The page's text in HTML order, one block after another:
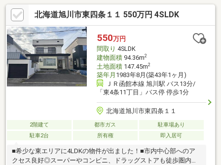
保証・お客様に合わせたローンの組み方や金融機関をご提案。住
宅ローンが初めての方でもお気軽にご相談ください。【リフォー
ム内容】・水回り全交換（一坪風呂、システムキッチン、三面鏡
洗面台、灯油ボイラー、トイレ等）・全室クロス張替・一階床フ
ローリング重ね張り・水回りクッションフロア張替・一部建具新
品交換 など
北海道旭川市東四条１１ 550万円 4SLDK
550万円
間取り 4SLDK
建物面積94.36m2
土地面積147.45m2
築年月 1983年8月(築43年1ヶ月)
ＪＲ函館本線 旭川駅 バス13分/
「東4条11丁目」バス停 停歩1分
北海道旭川市東四条１１
2階建て 都市ガス
駐車場あり
駐車2台
所有権 即入居可
■希少な東エリアに4LDKの物件が出ました！■市内中心部へのア
クセス良好◎スーパーやコンビニ、ドラッグストアも徒歩圏内と